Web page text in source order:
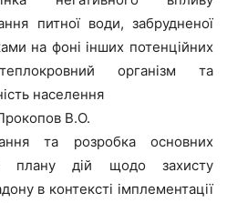
питної води, забрудненої
на фоні інших потенційних
організм та
населення
В.О.
та розробка основних
плану дій щодо захисту
в контексті імплементації